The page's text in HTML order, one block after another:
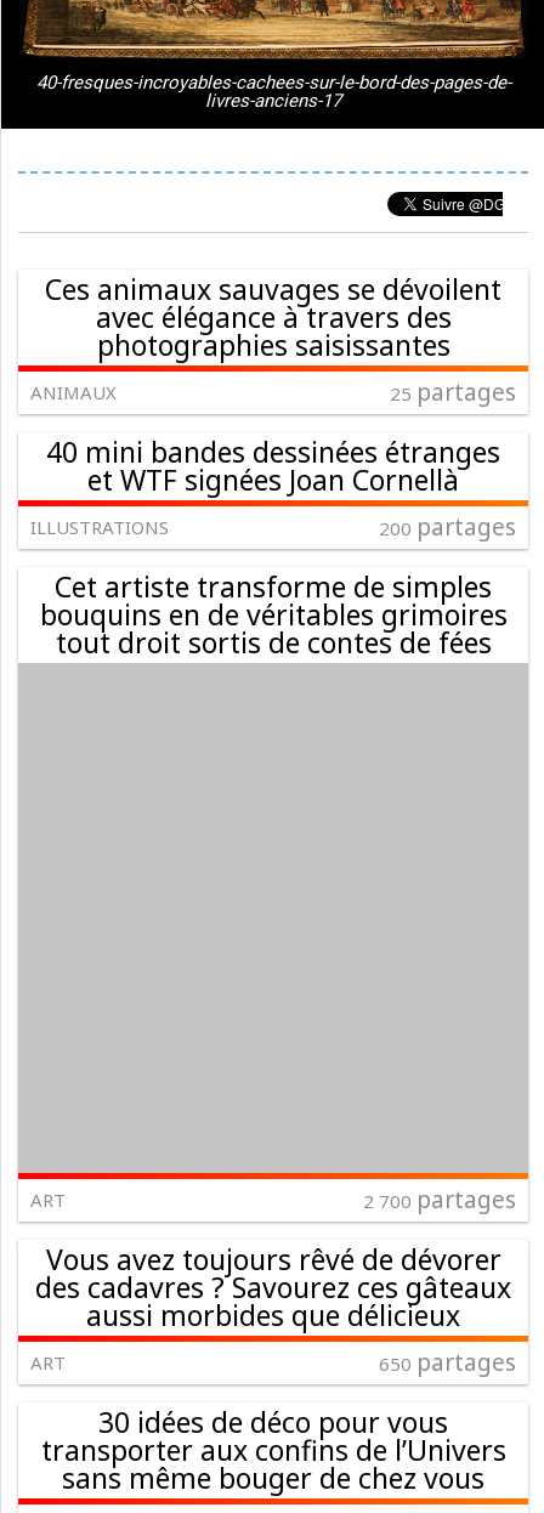
40-fresques-incroyables-cachees-sur-le-bord-des-pages-de-
livres-anciens-17
Ces animaux sauvages se dévoilent
avec élégance à travers des
photographies saisissantes
ANIMAUX 25 partages
40 mini bandes dessinées étranges
et WTF signées Joan Cornellà
ILLUSTRATIONS 200 partages
Cet artiste transforme de simples
bouquins en de véritables grimoires
tout droit sortis de contes de fées
ART 2 700 partages
Vous avez toujours rêvé de dévorer
des cadavres ? Savourez ces gâteaux
aussi morbides que délicieux
ART 650 partages
30 idées de déco pour vous
transporter aux confins de l’Univers
sans même bouger de chez vous